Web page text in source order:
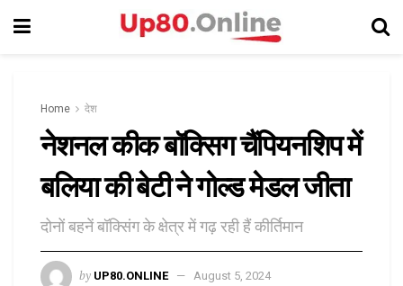
Home देश
नेशनल कीक बॉक्सिग चैंपियनशिप में
बलिया की बेटी ने गोल्ड मेडल जीता
दोनों बहनें बॉक्सिंग के क्षेत्र में गढ़ रही हैं कीर्तिमान
by UP80.ONLINE August 5, 2024